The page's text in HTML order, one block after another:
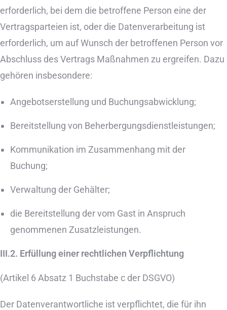
erforderlich, bei dem die betroffene Person eine der
Vertragsparteien ist, oder die Datenverarbeitung ist
erforderlich, um auf Wunsch der betroffenen Person vor
Abschluss des Vertrags Maßnahmen zu ergreifen. Dazu
gehören insbesondere:
Angebotserstellung und Buchungsabwicklung;
Bereitstellung von Beherbergungsdienstleistungen;
Kommunikation im Zusammenhang mit der
Buchung;
Verwaltung der Gehälter;
die Bereitstellung der vom Gast in Anspruch
genommenen Zusatzleistungen.
III.2. Erfüllung einer rechtlichen Verpflichtung
(Artikel 6 Absatz 1 Buchstabe c der DSGVO)
Der Datenverantwortliche ist verpflichtet, die für ihn